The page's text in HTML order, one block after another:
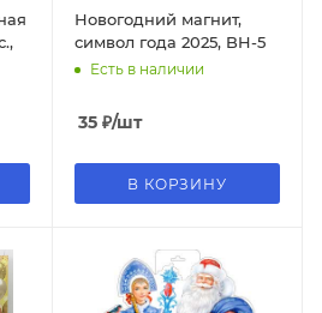
Новогодний магнит,
символ года 2025, BH-5
Есть в наличии
35 ₽/шт
В КОРЗИНУ